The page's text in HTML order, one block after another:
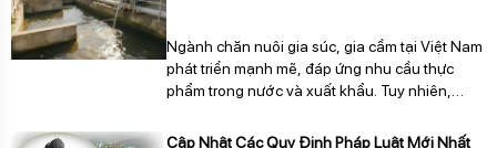
khỏe cộng đồng và làm suy giảm hệ sinh thái
thủy sinh
Ngành chăn nuôi gia súc, gia cầm tại Việt Nam
phát triển mạnh mẽ, đáp ứng nhu cầu thực
phẩm trong nước và xuất khẩu. Tuy nhiên,
cơ cao, vi sinh vật gây bệnh, khí độc, và mùi
Cập Nhật Các Quy Định Pháp Luật Mới Nhất